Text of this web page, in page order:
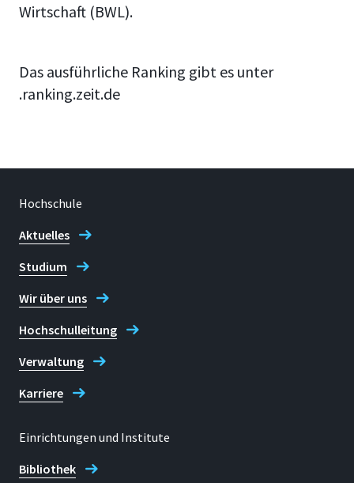
Wirtschaft (BWL).
Das ausführliche Ranking gibt es unter
.ranking.zeit.de
Hochschule
Aktuelles
Studium
Wir über uns
Hochschulleitung
Verwaltung
Karriere
Einrichtungen und Institute
Bibliothek